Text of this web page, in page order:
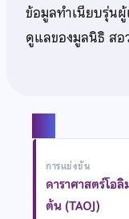
ข้อมูลทำเนียบรุ่นผู้
ดูแลของมูลนิธิ สอ
การแข่งขัน
ดาราศาสตร์โอ
ต้น (TAOJ)